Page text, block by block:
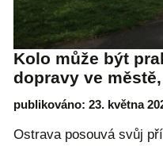
Kolo může být
dopravy ve
publikováno: 23. května
Ostrava posouvá svůj